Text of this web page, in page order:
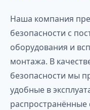
Наша компания
безопасности с
оборудования и
монтажа. В
безопасности мы
удобные в